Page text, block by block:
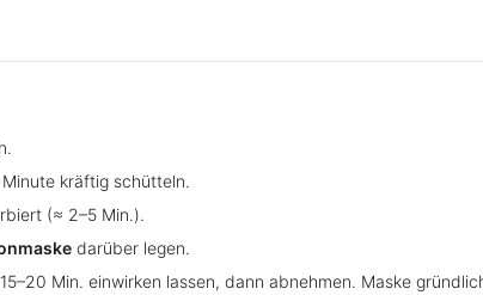
kräftig schütteln.
(≈ 2–5 Min.).
darüber legen.
Min. einwirken lassen, dann abnehmen. Maske